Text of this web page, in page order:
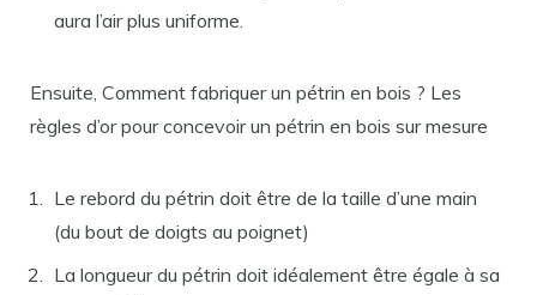
aura l’air plus uniforme.
Ensuite, Comment fabriquer un pétrin en bois ? Les
règles d’or pour concevoir un pétrin en bois sur mesure
Le rebord du pétrin doit être de la taille d’une main
(du bout de doigts au poignet)
La longueur du pétrin doit idéalement être égale à sa